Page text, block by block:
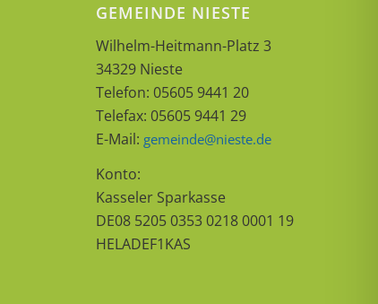
GEMEINDE NIESTE
Wilhelm-Heitmann-Platz 3
34329 Nieste
Telefon: 05605 9441 20
Telefax: 05605 9441 29
E-Mail: gemeinde@nieste.de
Konto:
Kasseler Sparkasse
DE08 5205 0353 0218 0001 19
HELADEF1KAS